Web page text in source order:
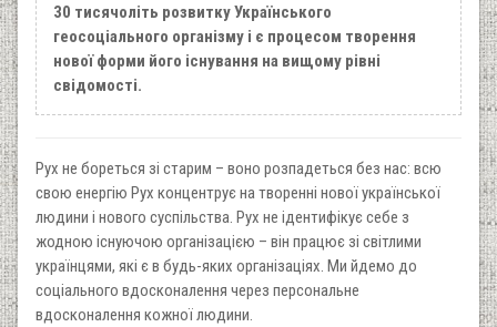
30 тисячоліть розвитку Українського
геосоціального організму і є процесом творення
нової форми його існування на вищому рівні
свідомості.
Рух не бореться зі старим – воно розпадеться без нас: всю
свою енергію Рух концентрує на творенні нової української
людини і нового суспільства. Рух не ідентифікує себе з
жодною існуючою організацією – він працює зі світлими
українцями, які є в будь-яких організаціях. Ми йдемо до
соціального вдосконалення через персональне
вдосконалення кожної людини.